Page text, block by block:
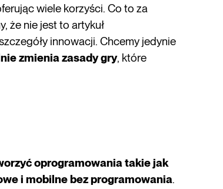
wiele korzyści. Co to za
że nie jest to artykuł
innowacji. Chcemy jedynie
zmienia zasady gry, które
oprogramowania takie jak
i mobilne bez programowania.